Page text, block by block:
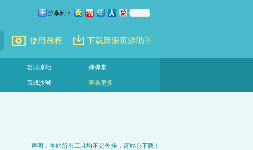
分享到：
使用教程 下载新浪页游助手
攻城掠地 弹弹堂
百战沙城 查看更多
声明：本站所有工具均不是外挂，请放心下载！